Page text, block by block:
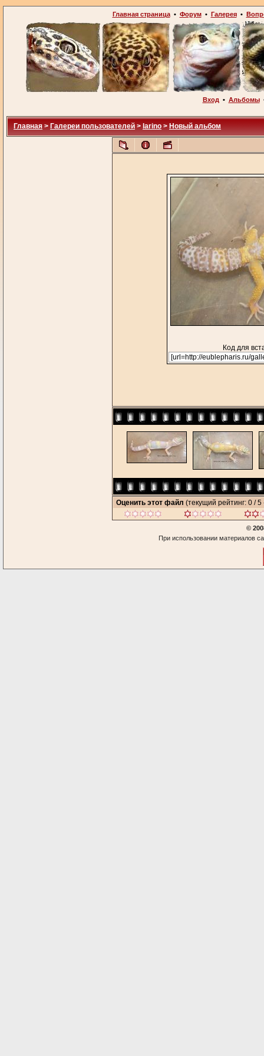
Главная страница• Форум• Галерея•
Вход • Альбомы
Главная > Галереи пользователей > larino > Новый альбом
Код для
Оценить этот файл (текущий рейтинг: 0 / 5
©
При использовании материалов